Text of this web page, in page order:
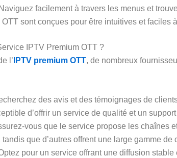
facilement à travers les menus et
sont conçues pour être intuitives et
IPTV Premium OTT ?
l’ IPTV premium OTT, de nombreux
des avis et des témoignages de
d’offrir un service de qualité et un
vous que le service propose les chaînes
que d’autres offrent une large gamme de
pour un service offrant une diffusion